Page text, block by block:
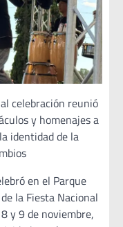
celebración reunió
y homenajes a
identidad de la
en el Parque
la Fiesta Nacional
y 9 de noviembre,